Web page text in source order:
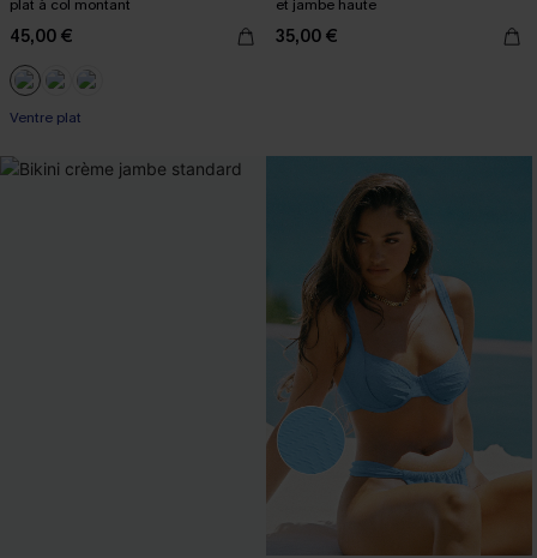
plat à col montant
45,00 €
Ventre plat
et jambe haute
35,00 €